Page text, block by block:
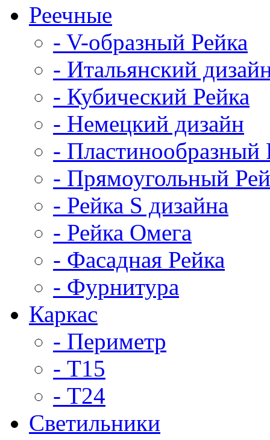
Реечные
- V-образный Рейка
- Итальянский
- Кубический Рейка
- Немецкий дизайн
- Пластинообразный
- Прямоугольный
- Рейка S дизайна
- Рейка Омега
- Фасадная Рейка
- Фурнитура
Каркас
- Периметр
- Т15
- Т24
Светильники